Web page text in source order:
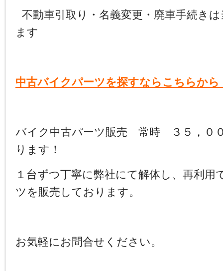
不動車引取り・名義変更・廃車手続き
ます
中古バイクパーツを探すならこちらから
バイク中古パーツ販売 常時 ３５，０
ります！
１台ずつ丁寧に弊社にて解体し、再利用
ツを販売しております。
お気軽にお問合せください。